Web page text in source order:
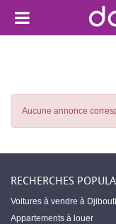
Aucune annonce
RECHERCHES
Voitures à vendre à Djibouti
Appartements à louer